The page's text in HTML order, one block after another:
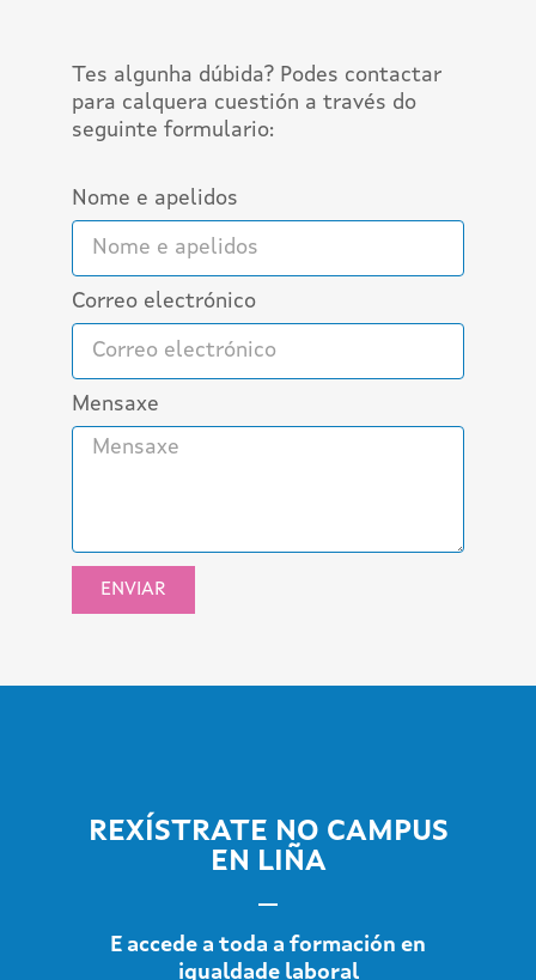
Tes algunha dúbida? Podes contactar
para calquera cuestión a través do
seguinte formulario:
Nome e apelidos
Correo electrónico
Mensaxe
ENVIAR
REXÍSTRATE NO CAMPUS
EN LIÑA
E accede a toda a formación en
igualdade laboral